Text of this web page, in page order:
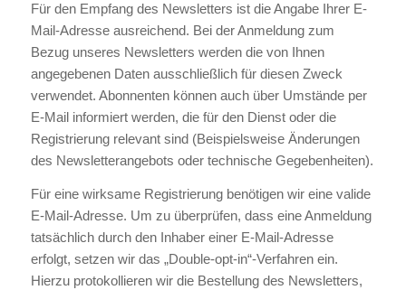
Für den Empfang des Newsletters ist die Angabe Ihrer E-
Mail-Adresse ausreichend. Bei der Anmeldung zum
Bezug unseres Newsletters werden die von Ihnen
angegebenen Daten ausschließlich für diesen Zweck
verwendet. Abonnenten können auch über Umstände per
E-Mail informiert werden, die für den Dienst oder die
Registrierung relevant sind (Beispielsweise Änderungen
des Newsletterangebots oder technische Gegebenheiten).
Für eine wirksame Registrierung benötigen wir eine valide
E-Mail-Adresse. Um zu überprüfen, dass eine Anmeldung
tatsächlich durch den Inhaber einer E-Mail-Adresse
erfolgt, setzen wir das „Double-opt-in“-Verfahren ein.
Hierzu protokollieren wir die Bestellung des Newsletters,